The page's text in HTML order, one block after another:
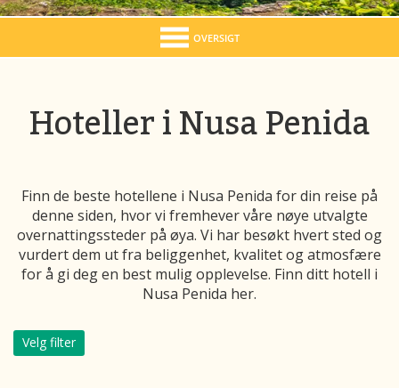
OVERSIGT
Hoteller i Nusa Penida
Finn de beste hotellene i Nusa Penida for din reise på
denne siden, hvor vi fremhever våre nøye utvalgte
overnattingssteder på øya. Vi har besøkt hvert sted og
vurdert dem ut fra beliggenhet, kvalitet og atmosfære
for å gi deg en best mulig opplevelse. Finn ditt hotell i
Nusa Penida her.
Velg filter